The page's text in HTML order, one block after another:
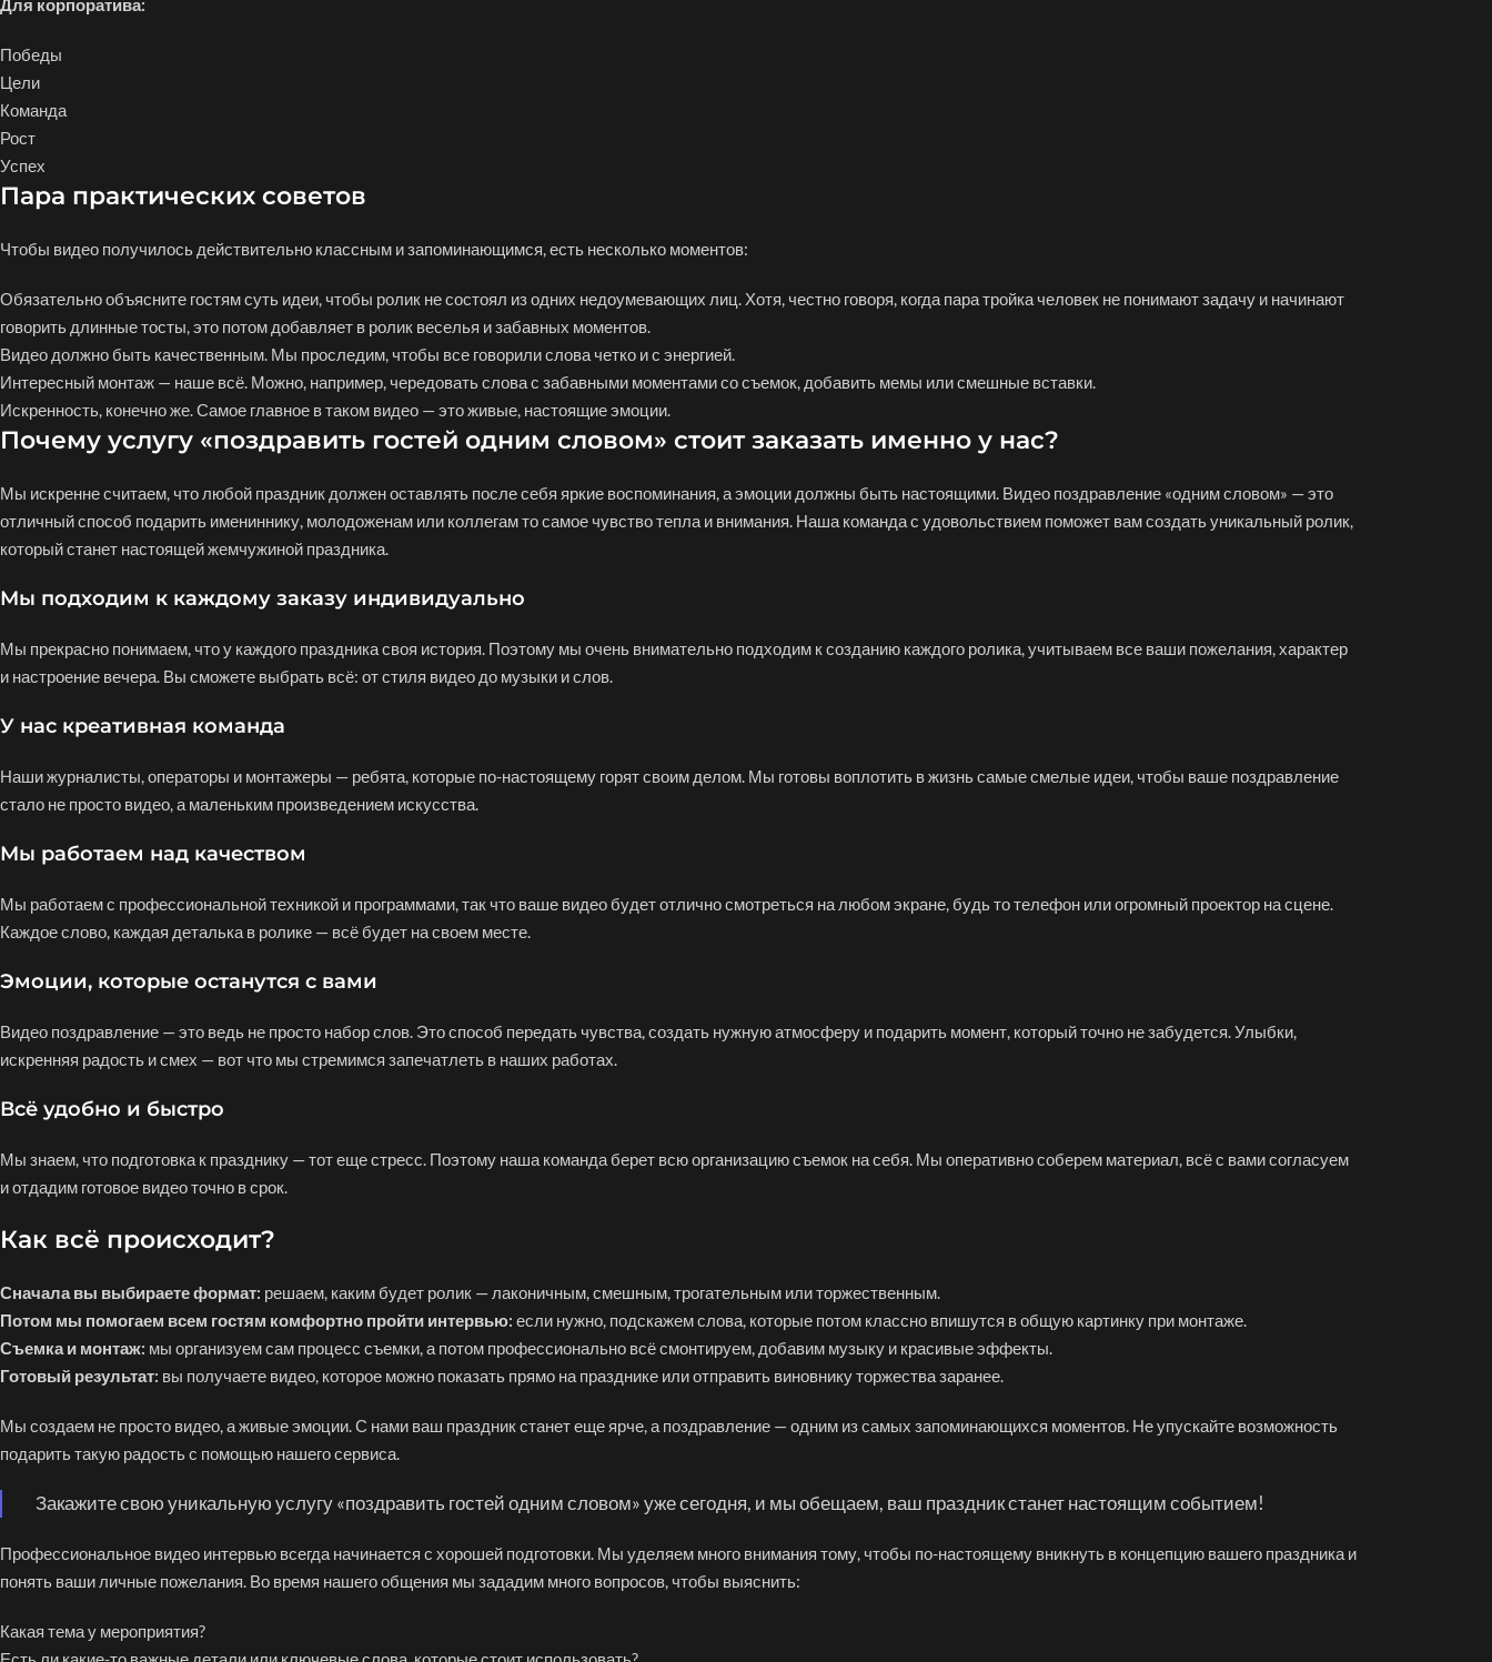
Для корпоратива:
Победы
Цели
Команда
Рост
Успех
Пара практических советов
Чтобы видео получилось действительно классным и запоминающимся, есть несколько моментов:
Обязательно объясните гостям суть идеи, чтобы ролик не состоял из одних недоумевающих лиц. Хотя, честно говоря, когда пара тройка человек не понимают задачу и начинают
говорить длинные тосты, это потом добавляет в ролик веселья и забавных моментов.
Видео должно быть качественным. Мы проследим, чтобы все говорили слова четко и с энергией.
Интересный монтаж — наше всё. Можно, например, чередовать слова с забавными моментами со съемок, добавить мемы или смешные вставки.
Искренность, конечно же. Самое главное в таком видео — это живые, настоящие эмоции.
Почему услугу «поздравить гостей одним словом» стоит заказать именно у нас?
Мы искренне считаем, что любой праздник должен оставлять после себя яркие воспоминания, а эмоции должны быть настоящими. Видео поздравление «одним словом» — это
отличный способ подарить имениннику, молодоженам или коллегам то самое чувство тепла и внимания. Наша команда с удовольствием поможет вам создать уникальный ролик,
который станет настоящей жемчужиной праздника.
Мы подходим к каждому заказу индивидуально
Мы прекрасно понимаем, что у каждого праздника своя история. Поэтому мы очень внимательно подходим к созданию каждого ролика, учитываем все ваши пожелания, характер
и настроение вечера. Вы сможете выбрать всё: от стиля видео до музыки и слов.
У нас креативная команда
Наши журналисты, операторы и монтажеры — ребята, которые по-настоящему горят своим делом. Мы готовы воплотить в жизнь самые смелые идеи, чтобы ваше поздравление
стало не просто видео, а маленьким произведением искусства.
Мы работаем над качеством
Мы работаем с профессиональной техникой и программами, так что ваше видео будет отлично смотреться на любом экране, будь то телефон или огромный проектор на сцене.
Каждое слово, каждая деталька в ролике — всё будет на своем месте.
Эмоции, которые останутся с вами
Видео поздравление — это ведь не просто набор слов. Это способ передать чувства, создать нужную атмосферу и подарить момент, который точно не забудется. Улыбки,
искренняя радость и смех — вот что мы стремимся запечатлеть в наших работах.
Всё удобно и быстро
Мы знаем, что подготовка к празднику — тот еще стресс. Поэтому наша команда берет всю организацию съемок на себя. Мы оперативно соберем материал, всё с вами согласуем
и отдадим готовое видео точно в срок.
Как всё происходит?
Сначала вы выбираете формат: решаем, каким будет ролик — лаконичным, смешным, трогательным или торжественным.
Потом мы помогаем всем гостям комфортно пройти интервью: если нужно, подскажем слова, которые потом классно впишутся в общую картинку при монтаже.
Съемка и монтаж: мы организуем сам процесс съемки, а потом профессионально всё смонтируем, добавим музыку и красивые эффекты.
Готовый результат: вы получаете видео, которое можно показать прямо на празднике или отправить виновнику торжества заранее.
Мы создаем не просто видео, а живые эмоции. С нами ваш праздник станет еще ярче, а поздравление — одним из самых запоминающихся моментов. Не упускайте возможность
подарить такую радость с помощью нашего сервиса.
Закажите свою уникальную услугу «поздравить гостей одним словом» уже сегодня, и мы обещаем, ваш праздник станет настоящим событием!
Профессиональное видео интервью всегда начинается с хорошей подготовки. Мы уделяем много внимания тому, чтобы по-настоящему вникнуть в концепцию вашего праздника и
понять ваши личные пожелания. Во время нашего общения мы зададим много вопросов, чтобы выяснить:
Какая тема у мероприятия?